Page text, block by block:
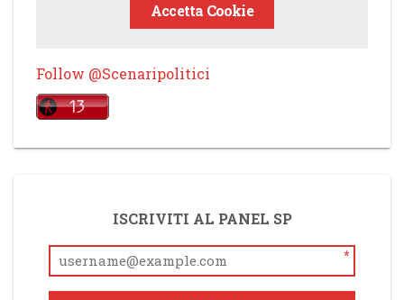
Accetta Cookie
Follow @Scenaripolitici
ISCRIVITI AL PANEL SP
*